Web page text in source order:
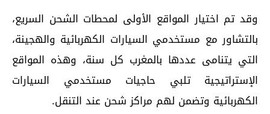
وقد تم اختيار المواقع الأولى لمحطات الشحن السريع،
بالتشاور مع مستخدمي السيارات الكهربائية والهجينة،
التي يتنامى عددها بالمغرب كل سنة، وهذه المواقع
الإستراتيجية تلبي حاجيات مستخدمي السيارات
الكهربائية وتضمن لهم مراكز شحن عند التنقل.